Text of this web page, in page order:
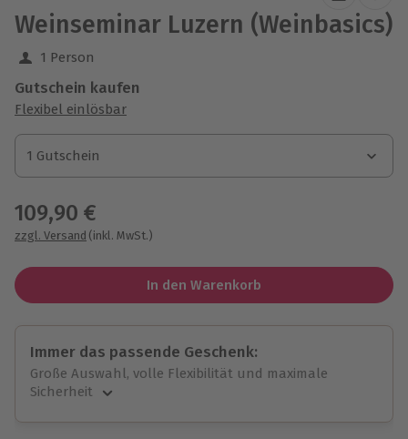
Weinseminar Luzern (Weinbasics)
1 Person
Gutschein kaufen
Flexibel einlösbar
1 Gutschein
1 Gutschein
1 Gutschein
109,90 €
zzgl. Versand (inkl. MwSt.)
In den Warenkorb
Immer das passende Geschenk:
Große Auswahl, volle Flexibilität und maximale
Sicherheit